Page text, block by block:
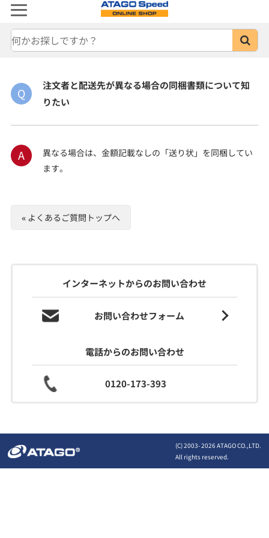
Q
注文者と配送先が異なる場合の同梱書類について知
りたい
A
異なる場合は、金額記載なしの「送り状」を同梱してい
ます。
« よくあるご質問トップへ
インターネットからのお問い合わせ
お問い合わせフォーム
電話からのお問い合わせ
0120-173-393
(C) 2003-2026 ATAGO CO.,LTD.
All rights reserved.